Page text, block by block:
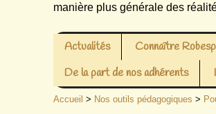
manière plus générale des
Actualités Connaître
De la part de nos adhérents
Accueil > Nos outils pédagogiques >